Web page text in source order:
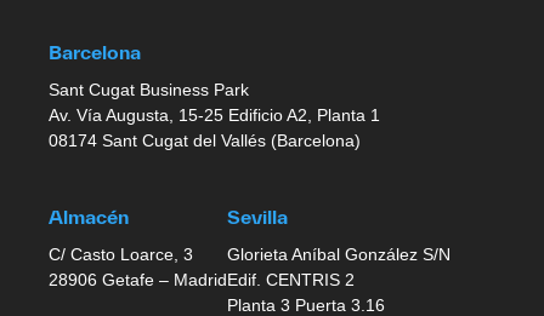
Barcelona
Sant Cugat Business Park
Av. Vía Augusta, 15-25 Edificio A2, Planta 1
08174 Sant Cugat del Vallés (Barcelona)
Almacén
C/ Casto Loarce, 3
28906 Getafe – Madrid
Sevilla
Glorieta Aníbal González S/N
Edif. CENTRIS 2
Planta 3 Puerta 3.16